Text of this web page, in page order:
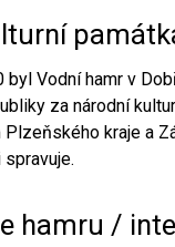
byl Vodní hamr v
za národní
Plzeňského kraje a
hamru /